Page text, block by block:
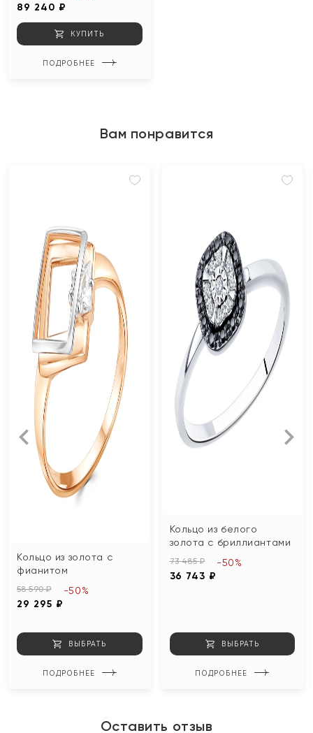
89 240 ₽
КУПИТЬ
ПОДРОБНЕЕ
Вам понравится
Кольцо из золота с
фианитом
58 590 ₽
29 295 ₽
-50%
ВЫБРАТЬ
ПОДРОБНЕЕ
Кольцо из белого
золота с бриллиантами
73 485 ₽
36 743 ₽
-50%
ВЫБРАТЬ
ПОДРОБНЕЕ
Оставить отзыв